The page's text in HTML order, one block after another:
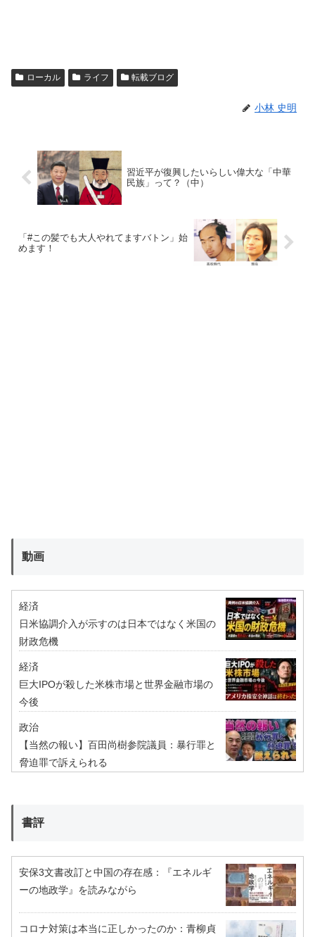
ローカル ライフ 転載ブログ
小林 史明
習近平が復興したいらしい偉大な「中華
民族」って？（中）
「#この髪でも大人やれてますバトン」始
めます！
動画
経済
日米協調介入が示すのは日本ではなく米国の
財政危機
経済
巨大IPOが殺した米株市場と世界金融市場の
今後
政治
【当然の報い】百田尚樹参院議員：暴行罪と
脅迫罪で訴えられる
書評
安保3文書改訂と中国の存在感：『エネルギ
ーの地政学』を読みながら
コロナ対策は本当に正しかったのか：青柳貞